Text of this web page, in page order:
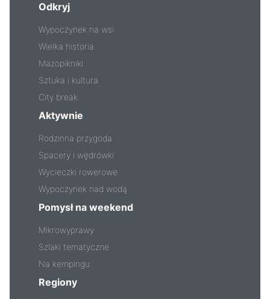
Odkryj
Wypoczynek na wsi
Wielka historia
Mazopikniki
Sztuka i kultura
City break
Aktywnie
Rodzinna przygoda
Spacery i wędrówki
Wycieczki rowerowe
Wypoczynek nad wodą
Pomysł na weekend
Mikrowyprawy
Szlaki tematyczne
Na kempingu
Regiony